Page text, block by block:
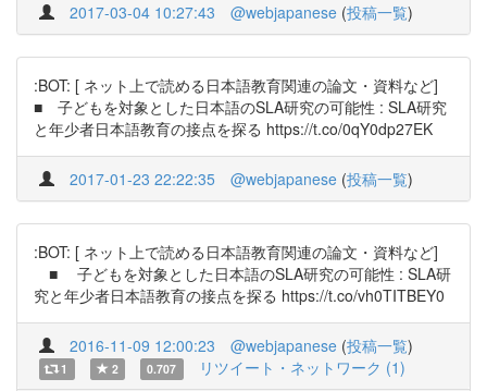
2017-03-04 10:27:43 @webjapanese (投稿一覧)
:BOT: [ ネット上で読める日本語教育関連の論文・資料など]
■ 子どもを対象とした日本語のSLA研究の可能性 : SLA研究
と年少者日本語教育の接点を探る https://t.co/0qY0dp27EK
2017-01-23 22:22:35 @webjapanese (投稿一覧)
:BOT: [ ネット上で読める日本語教育関連の論文・資料など]
■ 子どもを対象とした日本語のSLA研究の可能性 : SLA研
究と年少者日本語教育の接点を探る https://t.co/vh0TITBEY0
2016-11-09 12:00:23 @webjapanese (投稿一覧)
1 2 0.707 リツイート・ネットワーク (1)